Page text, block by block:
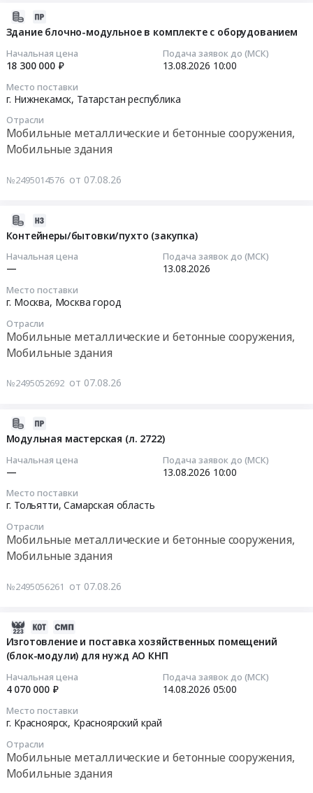
Здание блочно-модульное в комплекте с оборудованием
Начальная цена
18 300 000 ₽
Подача заявок до (МСК)
13.08.2026 10:00
Место поставки
г. Нижнекамск, Татарстан республика
Отрасли
Мобильные металлические и бетонные сооружения,
Мобильные здания
№2495014576 от 07.08.26
Контейнеры/бытовки/пухто (закупка)
Начальная цена
—
Подача заявок до (МСК)
13.08.2026
Место поставки
г. Москва, Москва город
Отрасли
Мобильные металлические и бетонные сооружения,
Мобильные здания
№2495052692 от 07.08.26
Модульная мастерская (л. 2722)
Начальная цена
—
Подача заявок до (МСК)
13.08.2026 10:00
Место поставки
г. Тольятти,Самарская область
Отрасли
Мобильные металлические и бетонные сооружения,
Мобильные здания
№2495056261 от 07.08.26
Изготовление и поставка хозяйственных помещений
(блок-модули) для нужд АО КНП
Начальная цена
4 070 000 ₽
Подача заявок до (МСК)
14.08.2026 05:00
Место поставки
г. Красноярск, Красноярский край
Отрасли
Мобильные металлические и бетонные сооружения,
Мобильные здания